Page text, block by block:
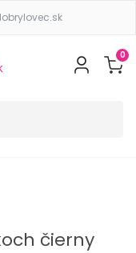
0
čierny